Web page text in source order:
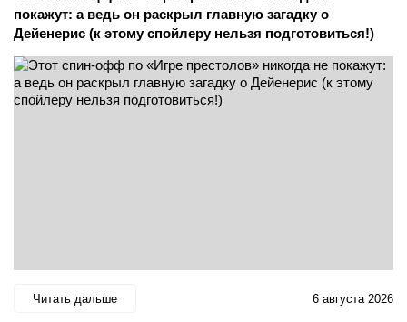
покажут: а ведь он раскрыл главную загадку о
Дейенерис (к этому спойлеру нельзя подготовиться!)
Читать дальше 6 августа 2026